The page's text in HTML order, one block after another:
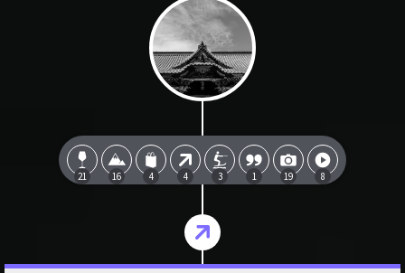
21 16 4 4 3 1 19 8